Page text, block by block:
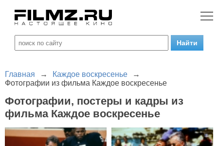
Главная → Каждое воскресенье
→
Фотографии из фильма Каждое воскресенье
Фотографии, постеры и кадры из
фильма Каждое воскресенье